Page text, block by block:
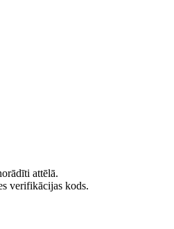
attēlā.
verifikācijas kods.